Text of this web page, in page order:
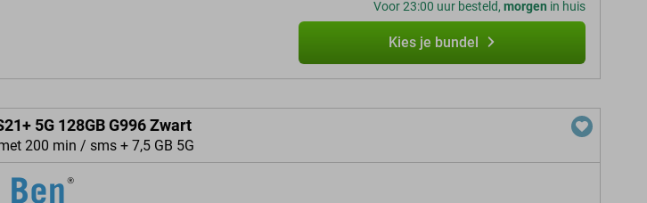
Voor 23:00 uur besteld, morgen in huis
Kies je bundel
5G 128GB G996 Zwart
200 min / sms + 7,5 GB 5G